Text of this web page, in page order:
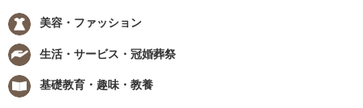
美容・ファッション
生活・サービス・冠婚葬祭
基礎教育・趣味・教養